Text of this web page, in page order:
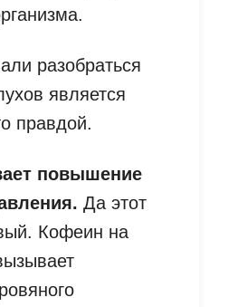
разобраться
является
правдой.
повышение
Да этот
Кофеин на